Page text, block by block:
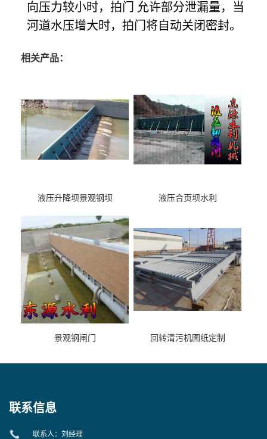
向压力较小时，拍门 允许部分泄漏量，当
河道水压增大时，拍门将自动关闭密封。
相关产品：
液压升降坝景观钢坝 液压合页坝水利
景观钢闸门 回转清污机图纸定制
联系信息
联系人：刘经理